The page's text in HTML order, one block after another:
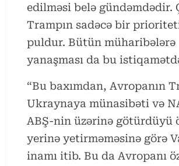
edilməsi belə gündəmdədir.
Trampın sadəcə bir
puldur. Bütün müharibələrə
yanaşması da bu
“Bu baxımdan, Avropanın
Ukraynaya münasibəti və
ABŞ-nin üzərinə götürdüyü
yerinə yetirməməsinə görə
inamı itib. Bu da Avropanı